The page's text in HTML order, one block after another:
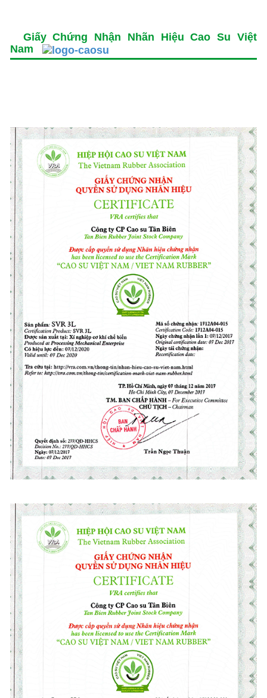
Giấy Chứng Nhận Nhãn Hiệu Cao Su Việt
Nam